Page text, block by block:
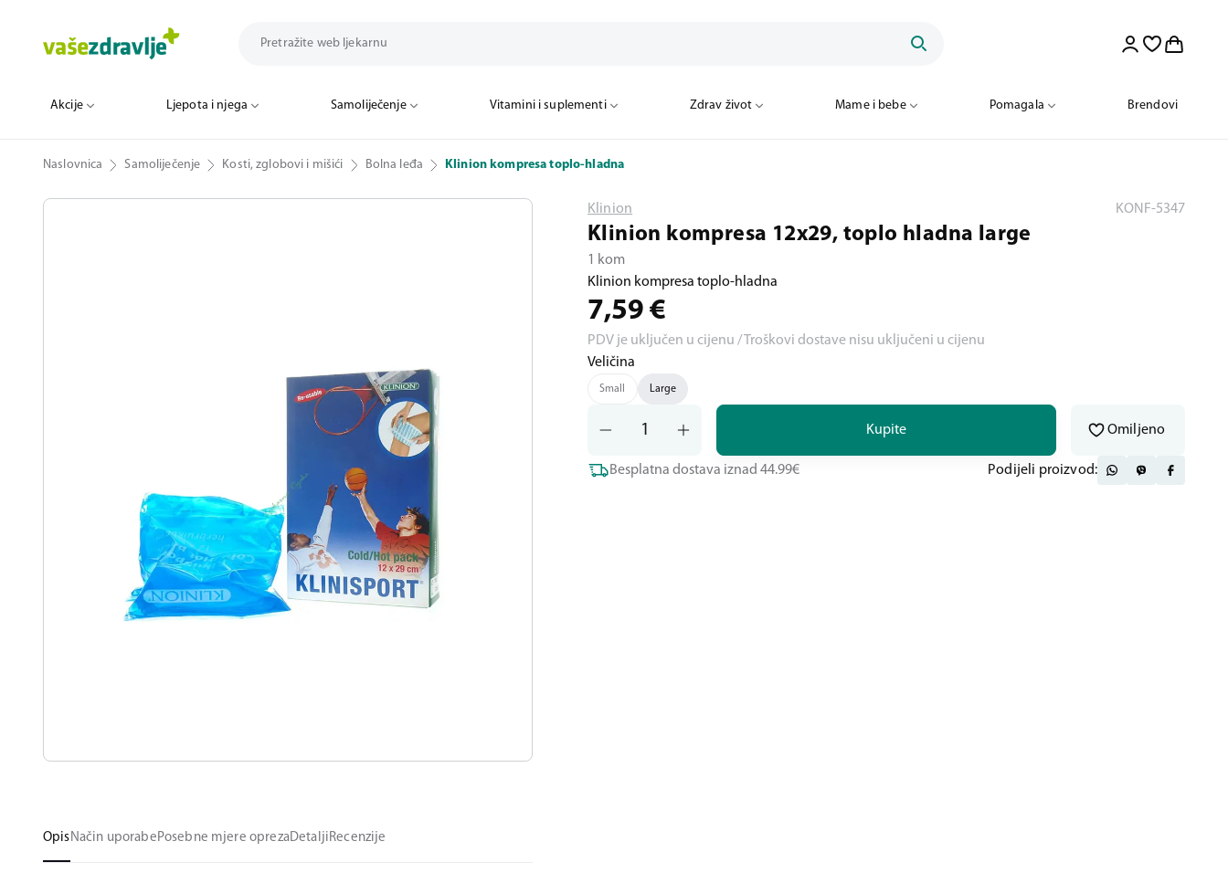
Akcije Ljepota i njega Samoliječenje Vitamini i suplementi Zdrav život Mame i bebe Pomagala Brendovi
Naslovnica Samoliječenje Kosti, zglobovi i mišići Bolna leđa Klinion kompresa toplo-hladna
OpisNačin uporabePosebne mjere oprezaDetaljiRecenzije
Klinion KONF-5347
Klinion kompresa 12x29, toplo hladna large
1 kom
Klinion kompresa toplo-hladna
7,59 €
PDV je uključen u cijenu / Troškovi dostave nisu uključeni u cijenu
Veličina
Small Large
Kupite Omiljeno
Besplatna dostava iznad 44.99€ Podijeli proizvod: